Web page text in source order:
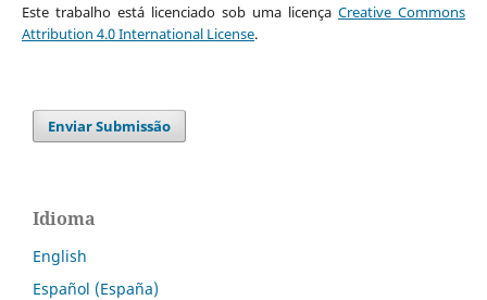
Este trabalho está licenciado sob uma licençaCreative Commons
Attribution 4.0 International License.
Enviar Submissão
Idioma
English
Español (España)